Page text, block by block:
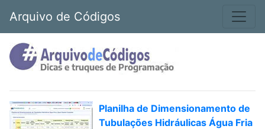
Arquivo de Códigos
Planilha de Dimensionamento de
Tubulações Hidráulicas Água Fria